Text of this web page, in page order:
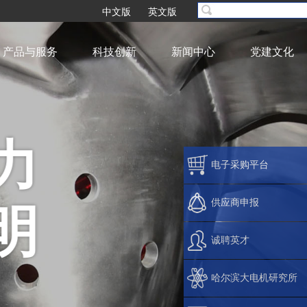
中文版 英文版
产品与服务 科技创新 新闻中心 党建文化
电子采购平台
供应商申报
诚聘英才
哈尔滨大电机研究所